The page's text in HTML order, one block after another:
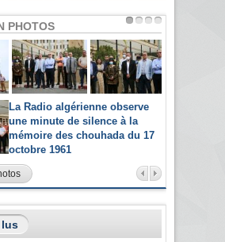
PHOTOS
La Radio algérienne observe
une minute de silence à la
mémoire des chouhada du 17
octobre 1961
lus